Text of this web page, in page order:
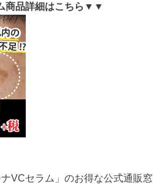
商品詳細はこちら▼▼
VCセラム」のお得な公式通販窓